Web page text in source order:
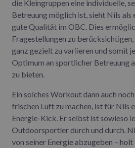
die Kleingruppen eine individuelle,
Betreuung möglich ist, sieht Nils als
gute Qualität im OBC. Dies
Fragestellungen zu
ganz gezielt zu variieren und somit
Optimum an sportlicher Betreuung
zu bieten.
Ein solches Workout dann auch
frischen Luft zu machen, ist für Nils
Energie-Kick. Er selbst ist sowieso
Outdoorsportler durch und durch.
von seiner Energie abzugeben – holt